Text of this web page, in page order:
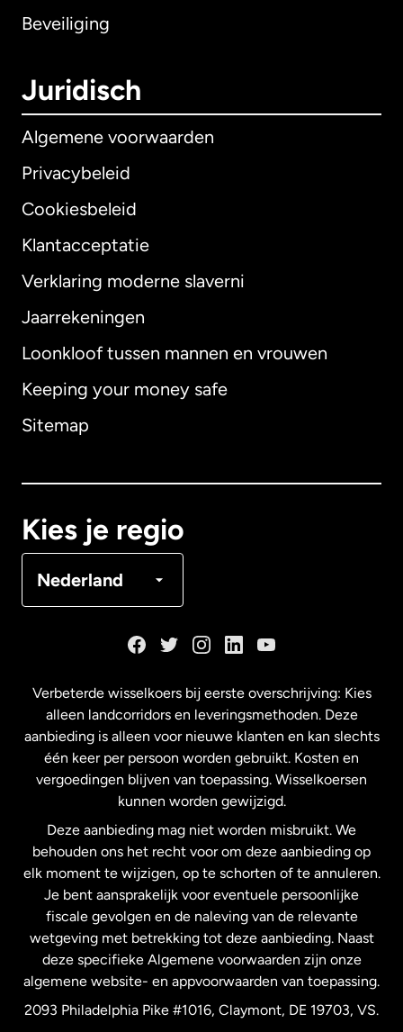
Beveiliging
Juridisch
Algemene voorwaarden
Privacybeleid
Cookiesbeleid
Klantacceptatie
Verklaring moderne slaverni
Jaarrekeningen
Loonkloof tussen mannen en vrouwen
Keeping your money safe
Sitemap
Kies je regio
Nederland
Internationaal English
Australië
Maleisië
Nederland
Nieuw-Zeeland
Spanje
Verenigd Koninkrijk
Verenigde Staten English
Verbeterde wisselkoers bij eerste overschrijving: Kies
alleen landcorridors en leveringsmethoden. Deze
aanbieding is alleen voor nieuwe klanten en kan slechts
één keer per persoon worden gebruikt. Kosten en
vergoedingen blijven van toepassing. Wisselkoersen
kunnen worden gewijzigd.
Deze aanbieding mag niet worden misbruikt. We
behouden ons het recht voor om deze aanbieding op
elk moment te wijzigen, op te schorten of te annuleren.
Je bent aansprakelijk voor eventuele persoonlijke
fiscale gevolgen en de naleving van de relevante
wetgeving met betrekking tot deze aanbieding. Naast
deze specifieke Algemene voorwaarden zijn onze
algemene website- en appvoorwaarden van toepassing.
2093 Philadelphia Pike #1016, Claymont, DE 19703, VS.